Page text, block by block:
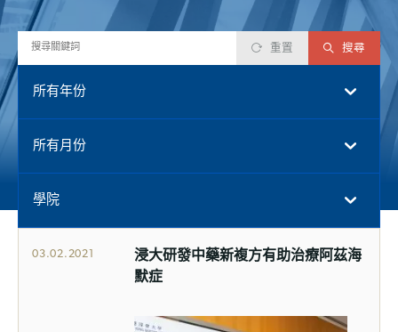
重置 搜尋
所有年份
所有月份
學院
03.02.2021
浸大研發中藥新複方有助治療阿茲海
默症